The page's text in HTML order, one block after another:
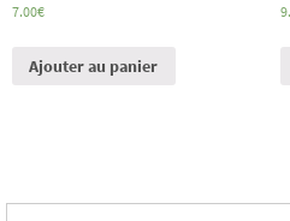
7.00€
Ajouter au panier